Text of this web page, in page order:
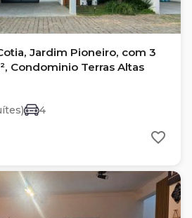
Jardim Pioneiro, com 3
Condominio Terras Altas
4